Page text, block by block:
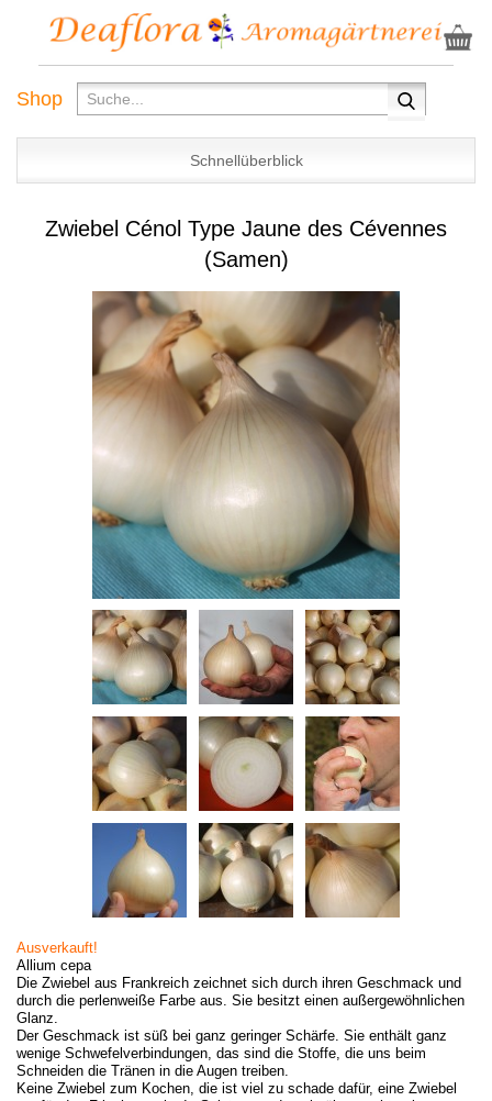
Shop
Schnellüberblick
Zwiebel Cénol Type Jaune des Cévennes
(Samen)
Ausverkauft!
Allium cepa
Die Zwiebel aus Frankreich zeichnet sich durch ihren Geschmack und
durch die perlenweiße Farbe aus. Sie besitzt einen außergewöhnlichen
Glanz.
Der Geschmack ist süß bei ganz geringer Schärfe. Sie enthält ganz
wenige Schwefelverbindungen, das sind die Stoffe, die uns beim
Schneiden die Tränen in die Augen treiben.
Keine Zwiebel zum Kochen, die ist viel zu schade dafür, eine Zwiebel